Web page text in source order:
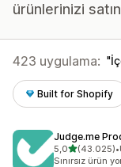
ürünlerinizi
423 uygulama:
Built for Shopify
Judge.me
5,05 yıldız
(43.025)
toplam 43025 •
Sınırsız ürün